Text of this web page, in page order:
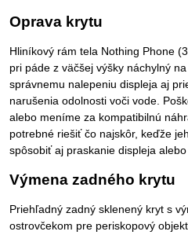
Oprava krytu
Hliníkový rám tela Nothing Phone
pri páde z väčšej výšky náchylný
správnemu nalepeniu displeja aj
narušenia odolnosti voči vode.
alebo meníme za kompatibilnú
potrebné riešiť čo najskôr, keďže
spôsobiť aj praskanie displeja alebo
Výmena zadného krytu
Priehľadný zadný sklenený kryt s
ostrovčekom pre periskopový